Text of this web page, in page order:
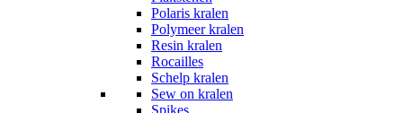
Polaris kralen
Polymeer kralen
Resin kralen
Rocailles
Schelp kralen
Sew on kralen
Spikes